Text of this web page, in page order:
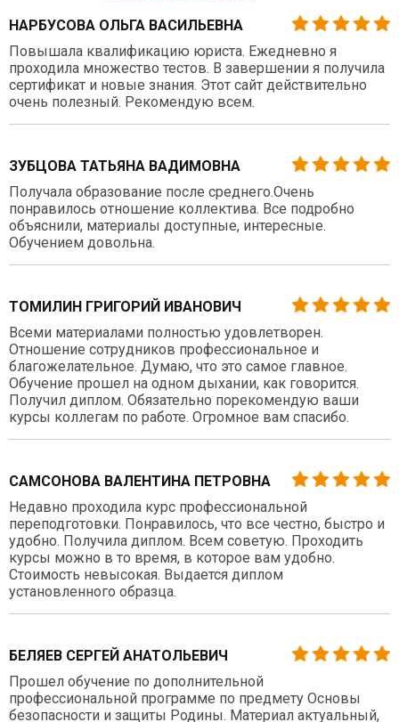
НАРБУСОВА ОЛЬГА ВАСИЛЬЕВНА
Повышала квалификацию юриста. Ежедневно я
проходила множество тестов. В завершении я получила
сертификат и новые знания. Этот сайт действительно
очень полезный. Рекомендую всем.
ЗУБЦОВА ТАТЬЯНА ВАДИМОВНА
Получала образование после среднего.Очень
понравилось отношение коллектива. Все подробно
объяснили, материалы доступные, интересные.
Обучением довольна.
ТОМИЛИН ГРИГОРИЙ ИВАНОВИЧ
Всеми материалами полностью удовлетворен.
Отношение сотрудников профессиональное и
благожелательное. Думаю, что это самое главное.
Обучение прошел на одном дыхании, как говорится.
Получил диплом. Обязательно порекомендую ваши
курсы коллегам по работе. Огромное вам спасибо.
САМСОНОВА ВАЛЕНТИНА ПЕТРОВНА
Недавно проходила курс профессиональной
переподготовки. Понравилось, что все честно, быстро и
удобно. Получила диплом. Всем советую. Проходить
курсы можно в то время, в которое вам удобно.
Стоимость невысокая. Выдается диплом
установленного образца.
БЕЛЯЕВ СЕРГЕЙ АНАТОЛЬЕВИЧ
Прошел обучение по дополнительной
профессиональной программе по предмету Основы
безопасности и защиты Родины. Материал актуальный,